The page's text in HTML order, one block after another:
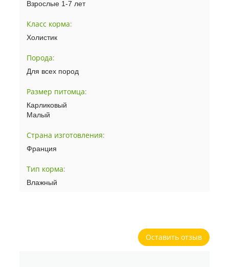
Взрослые 1-7 лет
Класс корма:
Холистик
Порода:
Для всех пород
Размер питомца:
Карликовый
Малый
Страна изготовления:
Франция
Тип корма:
Влажный
Оставить отзыв